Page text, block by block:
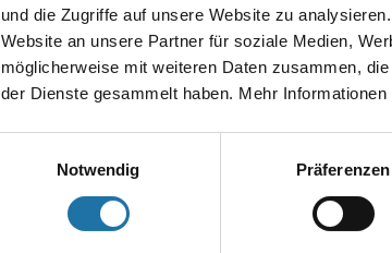
und die Zugriffe auf unsere Website zu
Website an unsere Partner für soziale Medien,
möglicherweise mit weiteren Daten zusammen,
der Dienste gesammelt haben. Mehr
Notwendig
Präferenzen
SCHREIBE EINEN KOMMENTAR
Deine E-Mail-Adresse wird nicht